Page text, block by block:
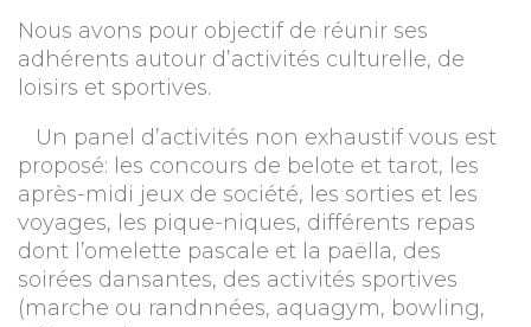
Nous avons pour objectif de réunir ses
adhérents autour d’activités culturelle, de
loisirs et sportives.
Un panel d’activités non exhaustif vous est
proposé: les concours de belote et tarot, les
après-midi jeux de société, les sorties et les
voyages, les pique-niques, différents repas
dont l’omelette pascale et la paëlla, des
soirées dansantes, des activités sportives
(marche ou randnnées, aquagym, bowling,